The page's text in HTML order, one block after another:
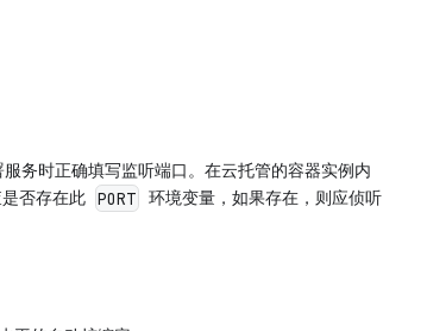
务时正确填写监听端口。在云托管的容器实例内
否存在此 PORT
环境变量，如果存在，则应侦听